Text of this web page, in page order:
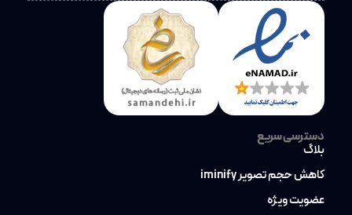
دسترسی سریع
بلاگ
کاهش حجم تصویر iminify
عضویت ویژه